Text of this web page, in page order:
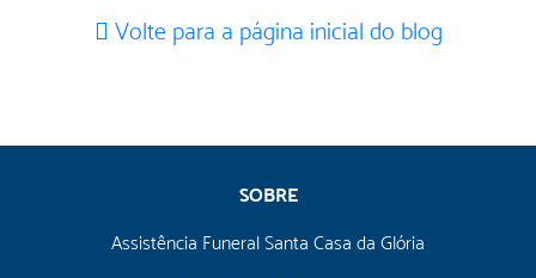
Volte para a página inicial do blog
SOBRE
Assistência Funeral Santa Casa da Glória